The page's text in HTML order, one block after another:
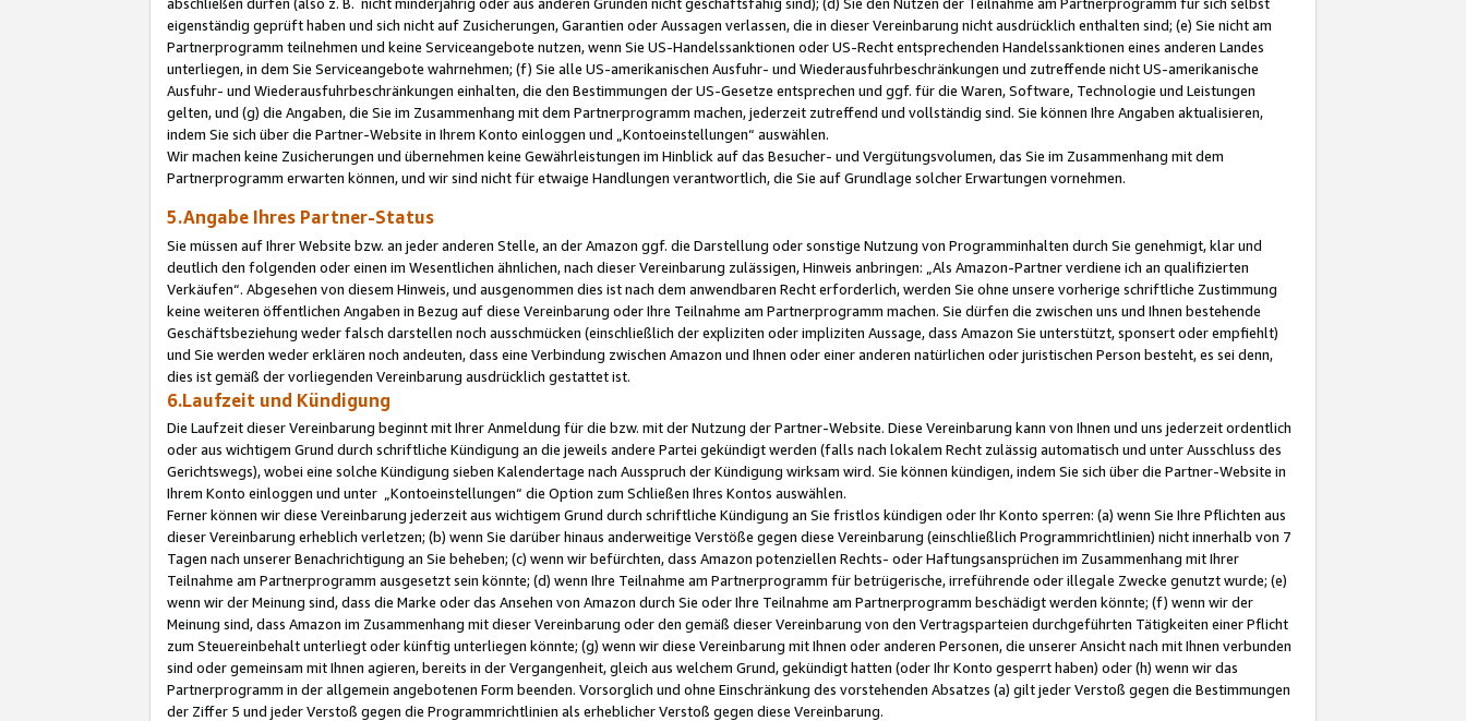
abschließen dürfen (also z. B. nicht minderjährig oder aus anderen Gründen nicht geschäftsfähig sind); (d) Sie den Nutzen der Teilnahme am Partnerprogramm für sich selbst
eigenständig geprüft haben und sich nicht auf Zusicherungen, Garantien oder Aussagen verlassen, die in dieser Vereinbarung nicht ausdrücklich enthalten sind; (e) Sie nicht am
Partnerprogramm teilnehmen und keine Serviceangebote nutzen, wenn Sie US-Handelssanktionen oder US-Recht entsprechenden Handelssanktionen eines anderen Landes
unterliegen, in dem Sie Serviceangebote wahrnehmen; (f) Sie alle US-amerikanischen Ausfuhr- und Wiederausfuhrbeschränkungen und zutreffende nicht US-amerikanische
Ausfuhr- und Wiederausfuhrbeschränkungen einhalten, die den Bestimmungen der US-Gesetze entsprechen und ggf. für die Waren, Software, Technologie und Leistungen
gelten, und (g) die Angaben, die Sie im Zusammenhang mit dem Partnerprogramm machen, jederzeit zutreffend und vollständig sind. Sie können Ihre Angaben aktualisieren,
indem Sie sich über die Partner-Website in Ihrem Konto einloggen und „Kontoeinstellungen“ auswählen.
Wir machen keine Zusicherungen und übernehmen keine Gewährleistungen im Hinblick auf das Besucher- und Vergütungsvolumen, das Sie im Zusammenhang mit dem
Partnerprogramm erwarten können, und wir sind nicht für etwaige Handlungen verantwortlich, die Sie auf Grundlage solcher Erwartungen vornehmen.
5.Angabe Ihres Partner-Status
Sie müssen auf Ihrer Website bzw. an jeder anderen Stelle, an der Amazon ggf. die Darstellung oder sonstige Nutzung von Programminhalten durch Sie genehmigt, klar und
deutlich den folgenden oder einen im Wesentlichen ähnlichen, nach dieser Vereinbarung zulässigen, Hinweis anbringen: „Als Amazon-Partner verdiene ich an qualifizierten
Verkäufen“. Abgesehen von diesem Hinweis, und ausgenommen dies ist nach dem anwendbaren Recht erforderlich, werden Sie ohne unsere vorherige schriftliche Zustimmung
keine weiteren öffentlichen Angaben in Bezug auf diese Vereinbarung oder Ihre Teilnahme am Partnerprogramm machen. Sie dürfen die zwischen uns und Ihnen bestehende
Geschäftsbeziehung weder falsch darstellen noch ausschmücken (einschließlich der expliziten oder impliziten Aussage, dass Amazon Sie unterstützt, sponsert oder empfiehlt)
und Sie werden weder erklären noch andeuten, dass eine Verbindung zwischen Amazon und Ihnen oder einer anderen natürlichen oder juristischen Person besteht, es sei denn,
dies ist gemäß der vorliegenden Vereinbarung ausdrücklich gestattet ist.
6.Laufzeit und Kündigung
Die Laufzeit dieser Vereinbarung beginnt mit Ihrer Anmeldung für die bzw. mit der Nutzung der Partner-Website. Diese Vereinbarung kann von Ihnen und uns jederzeit ordentlich
oder aus wichtigem Grund durch schriftliche Kündigung an die jeweils andere Partei gekündigt werden (falls nach lokalem Recht zulässig automatisch und unter Ausschluss des
Gerichtswegs), wobei eine solche Kündigung sieben Kalendertage nach Ausspruch der Kündigung wirksam wird. Sie können kündigen, indem Sie sich über die Partner-Website in
Ihrem Konto einloggen und unter „Kontoeinstellungen“ die Option zum Schließen Ihres Kontos auswählen.
Ferner können wir diese Vereinbarung jederzeit aus wichtigem Grund durch schriftliche Kündigung an Sie fristlos kündigen oder Ihr Konto sperren: (a) wenn Sie Ihre Pflichten aus
dieser Vereinbarung erheblich verletzen; (b) wenn Sie darüber hinaus anderweitige Verstöße gegen diese Vereinbarung (einschließlich Programmrichtlinien) nicht innerhalb von 7
Tagen nach unserer Benachrichtigung an Sie beheben; (c) wenn wir befürchten, dass Amazon potenziellen Rechts- oder Haftungsansprüchen im Zusammenhang mit Ihrer
Teilnahme am Partnerprogramm ausgesetzt sein könnte; (d) wenn Ihre Teilnahme am Partnerprogramm für betrügerische, irreführende oder illegale Zwecke genutzt wurde; (e)
wenn wir der Meinung sind, dass die Marke oder das Ansehen von Amazon durch Sie oder Ihre Teilnahme am Partnerprogramm beschädigt werden könnte; (f) wenn wir der
Meinung sind, dass Amazon im Zusammenhang mit dieser Vereinbarung oder den gemäß dieser Vereinbarung von den Vertragsparteien durchgeführten Tätigkeiten einer Pflicht
zum Steuereinbehalt unterliegt oder künftig unterliegen könnte; (g) wenn wir diese Vereinbarung mit Ihnen oder anderen Personen, die unserer Ansicht nach mit Ihnen verbunden
sind oder gemeinsam mit Ihnen agieren, bereits in der Vergangenheit, gleich aus welchem Grund, gekündigt hatten (oder Ihr Konto gesperrt haben) oder (h) wenn wir das
Partnerprogramm in der allgemein angebotenen Form beenden. Vorsorglich und ohne Einschränkung des vorstehenden Absatzes (a) gilt jeder Verstoß gegen die Bestimmungen
der Ziffer 5 und jeder Verstoß gegen die Programmrichtlinien als erheblicher Verstoß gegen diese Vereinbarung.